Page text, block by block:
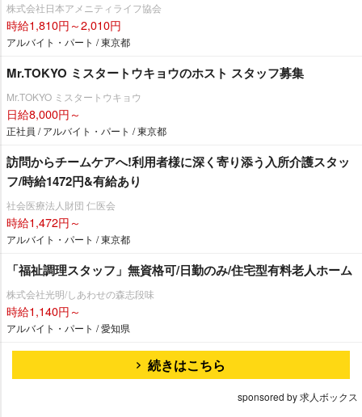
株式会社日本アメニティライフ協会
時給1,810円～2,010円
アルバイト・パート / 東京都
Mr.TOKYO ミスタートウキョウのホスト スタッフ募集
Mr.TOKYO ミスタートウキョウ
日給8,000円～
正社員 / アルバイト・パート / 東京都
訪問からチームケアへ!利用者様に深く寄り添う入所介護スタッ
フ/時給1472円&有給あり
社会医療法人財団 仁医会
時給1,472円～
アルバイト・パート / 東京都
「福祉調理スタッフ」無資格可/日勤のみ/住宅型有料老人ホーム
株式会社光明/しあわせの森志段味
時給1,140円～
アルバイト・パート / 愛知県
続きはこちら
sponsored by 求人ボックス